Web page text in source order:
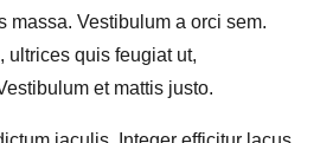
massa. Vestibulum a orci sem.
ultrices quis feugiat ut,
et mattis justo.